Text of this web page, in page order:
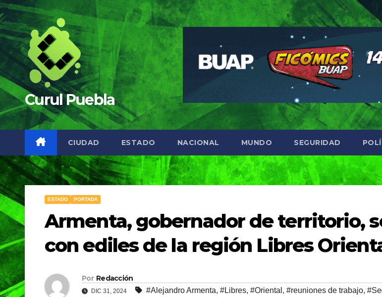
Saltar
al
contenido
Curul Puebla
CIUDAD ESTADO NACIONAL MUNDO SEGURIDAD
ESTADO PORTADA
Armenta, gobernador de territorio,
con ediles de la región Libres
Por Redacción
DIC 31, 2024 #Alejandro Armenta, #Libres, #Oriental , #reuniones de trabajo,